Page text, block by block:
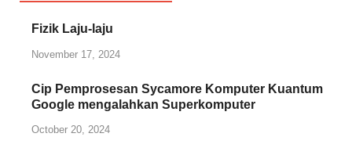
Fizik Laju-laju
November 17, 2024
Cip Pemprosesan Sycamore Komputer Kuantum
Google mengalahkan Superkomputer
October 20, 2024